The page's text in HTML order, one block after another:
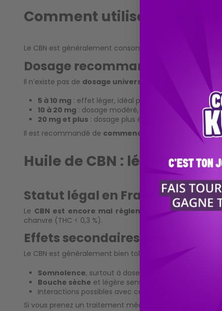
Comment utiliser l'huile de
Le CBN est généralement consommé sous forme
Dosage recommandé
Il n’existe pas de dosage universel
, mais voici
5 à 10 mg: effet léger, idéal pour une première
10 à 20 mg: dosage modéré, recommandé pour les
20 mg et plus: dosage plus élevé, à ajuster selon
Il est recommandé de commencer avec une faible
Huile de CBN : légalité et
Statut légal en France
Le CBN est encore mal réglementé
en France.
chanvre (THC < 0,3 %).
Effets secondaires possibles
Le CBN est généralement bien toléré, mais certains
Somnolence, surtout à doses élevées.
Bouche sèche et légère sensation de vertige.
Interactions possibles avec certains médicaments
Si vous prenez un traitement médical, il est conseillé de